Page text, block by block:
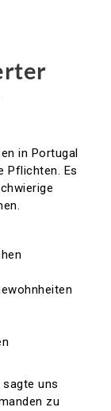
in Portugal
Pflichten. Es
sagte uns
zu